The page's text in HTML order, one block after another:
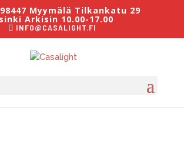
Myymälä Tilkankatu 29
Arkisin 10.00-17.00
INFO@CASALIGHT.FI